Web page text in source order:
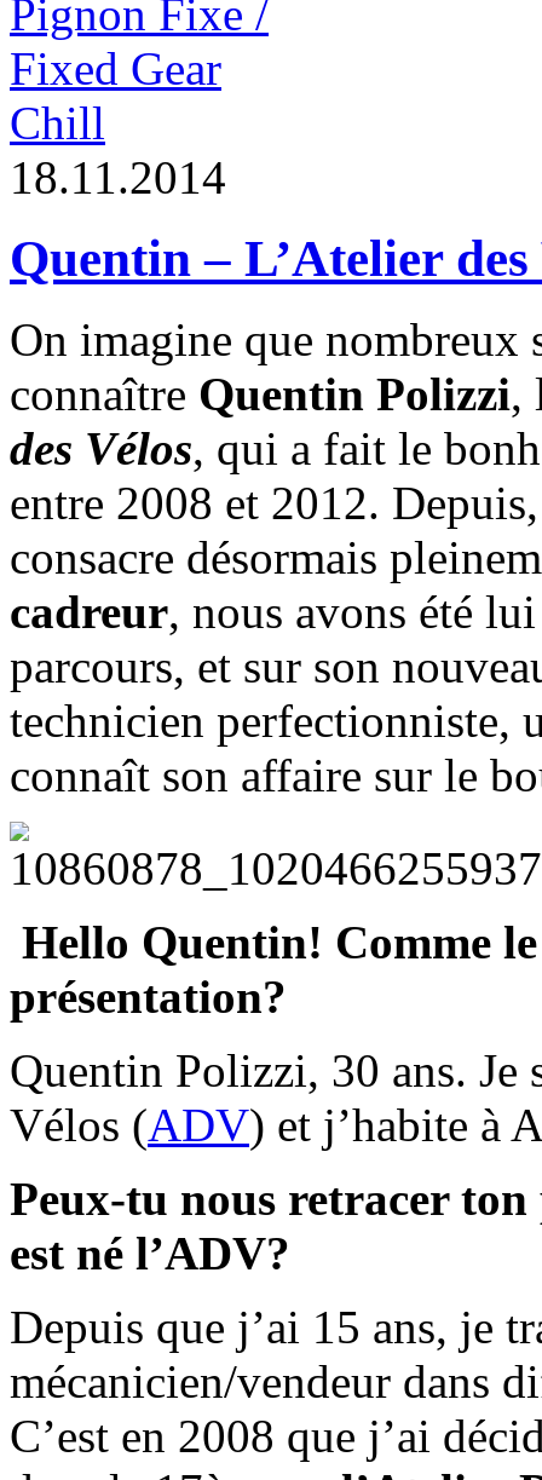
Chill
18.11.2014
Quentin – L’Atelier
On imagine que nombreux
connaître Quentin Polizzi,
des Vélos, qui a fait le
entre 2008 et 2012.
consacre désormais
cadreur, nous avons été
parcours, et sur son
technicien perfectionniste,
connaît son affaire sur le
Hello Quentin! Comme
présentation?
Quentin Polizzi, 30 ans. Je
Vélos (ADV) et j’habite à
Peux-tu nous retracer
est né l’ADV?
Depuis que j’ai 15 ans, je
mécanicien/vendeur dans
C’est en 2008 que j’ai